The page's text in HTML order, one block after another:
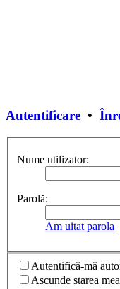
Autentificare •
Nume utilizator:
Parolă:
Am uitat parola
Autentifică-mă
Ascunde starea